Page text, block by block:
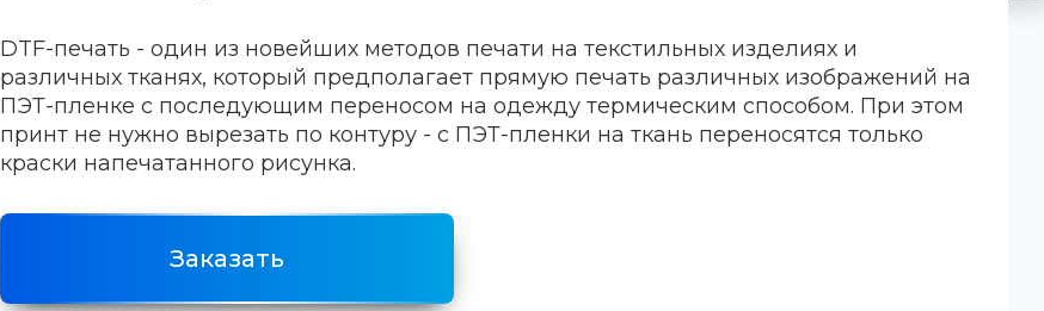
DTF-печать - один из новейших методов печати на текстильных изделиях и
различных тканях, который предполагает прямую печать различных изображений на
ПЭТ-пленке с последующим переносом на одежду термическим способом. При этом
принт не нужно вырезать по контуру - с ПЭТ-пленки на ткань переносятся только
краски напечатанного рисунка.
Заказать